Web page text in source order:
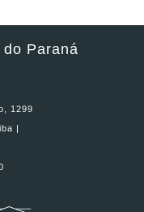
Paraná
1299
|